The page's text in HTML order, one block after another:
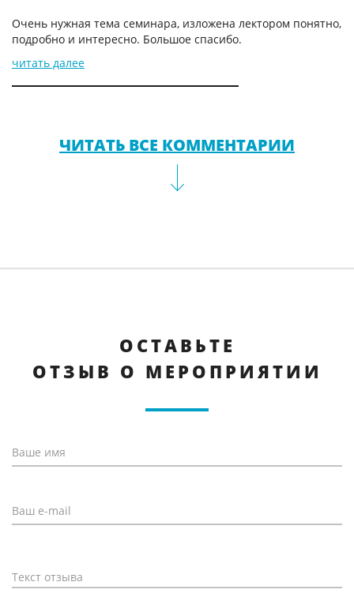
Очень нужная тема семинара, изложена лектором понятно,
подробно и интересно. Большое спасибо.
читать далее
ЧИТАТЬ ВСЕ КОММЕНТАРИИ
ОСТАВЬТЕ
ОТЗЫВ О МЕРОПРИЯТИИ